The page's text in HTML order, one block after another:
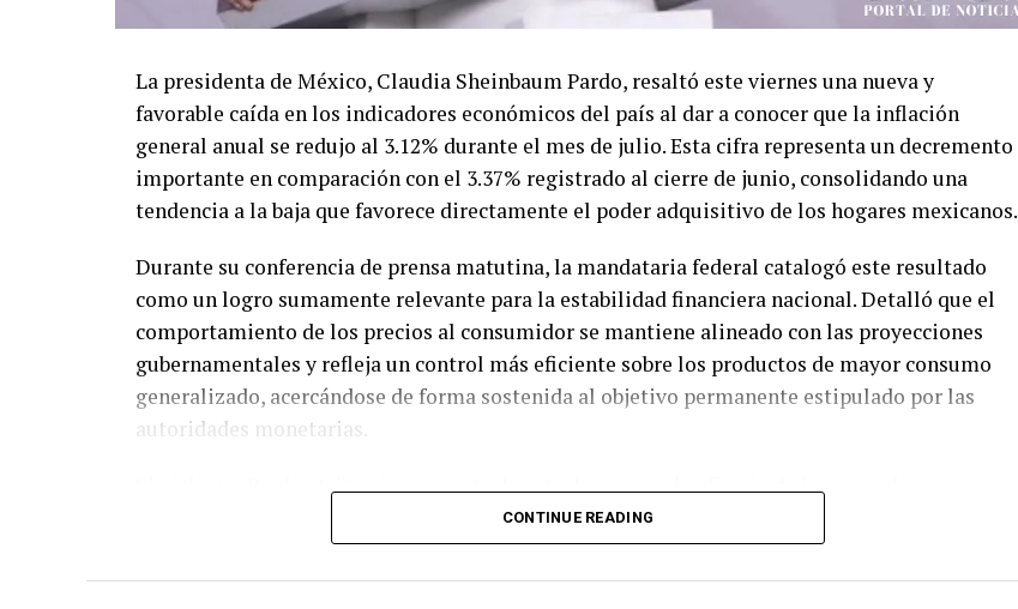
La presidenta de México, Claudia Sheinbaum Pardo, resaltó este viernes una nueva y
favorable caída en los indicadores económicos del país al dar a conocer que la inflación
general anual se redujo al 3.12% durante el mes de julio. Esta cifra representa un decremento
importante en comparación con el 3.37% registrado al cierre de junio, consolidando una
tendencia a la baja que favorece directamente el poder adquisitivo de los hogares mexicanos.
Durante su conferencia de prensa matutina, la mandataria federal catalogó este resultado
como un logro sumamente relevante para la estabilidad financiera nacional. Detalló que el
comportamiento de los precios al consumidor se mantiene alineado con las proyecciones
gubernamentales y refleja un control más eficiente sobre los productos de mayor consumo
generalizado, acercándose de forma sostenida al objetivo permanente estipulado por las
autoridades monetarias.
Sheinbaum Pardo atribuyó gran parte de este descenso a la eficacia de los acuerdos
voluntarios impulsados por el Gobierno Federal, entre los cuales destaca el Paquete Contra
la Inflación y la Carestía (PACIC). Este esquema estratégico permite mantener precios
competitivos y accesibles en la canasta básica de 24 productos, protegiendo de manera
CONTINUE READING